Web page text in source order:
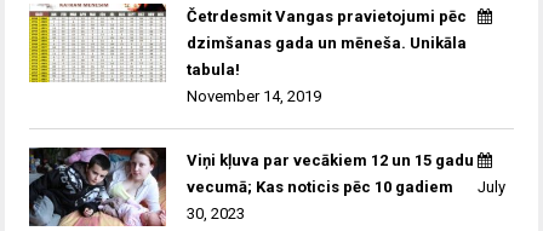
Četrdesmit Vangas pravietojumi pēc
dzimšanas gada un mēneša. Unikāla
tabula!
November 14, 2019
Viņi kļuva par vecākiem 12 un 15 gadu
vecumā; Kas noticis pēc 10 gadiem
July
30, 2023